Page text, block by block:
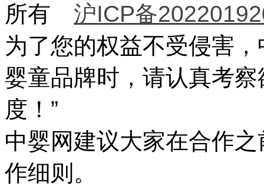
所有 沪ICP备
为了您的权益不受侵害
婴童品牌时，请认真考
度！”
中婴网建议大家在合作
作细则。